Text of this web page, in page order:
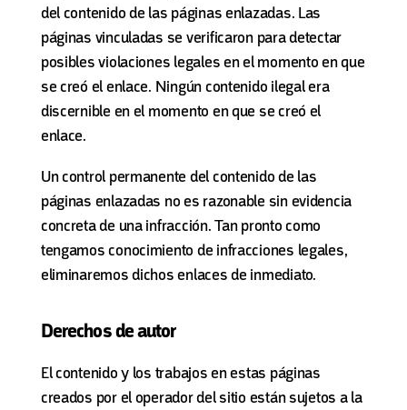
del contenido de las páginas enlazadas. Las
páginas vinculadas se verificaron para detectar
posibles violaciones legales en el momento en que
se creó el enlace. Ningún contenido ilegal era
discernible en el momento en que se creó el
enlace.
Un control permanente del contenido de las
páginas enlazadas no es razonable sin evidencia
concreta de una infracción. Tan pronto como
tengamos conocimiento de infracciones legales,
eliminaremos dichos enlaces de inmediato.
Derechos de autor
El contenido y los trabajos en estas páginas
creados por el operador del sitio están sujetos a la